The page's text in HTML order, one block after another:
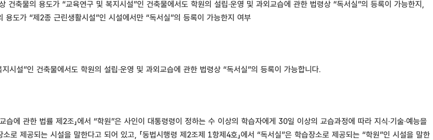
건축물의 용도가 “교육연구 및 복지시설”인 건축물에서도 학원의 설립·운영 및 과외교습에 관한 법령상 “독서실”의 등록이 가능한지,
용도가 “제2종 근린생활시설”인 시설에서만 “독서실”의 등록이 가능한지 여부
시설”인 건축물에서도 학원의 설립·운영 및 과외교습에 관한 법령상 “독서실”의 등록이 가능합니다.
습에 관한 법률 제2조」에서 “학원”은 사인이 대통령령이 정하는 수 이상의 학습자에게 30일 이상의 교습과정에 따라 지식·기술·예능을
로 제공되는 시설을 말한다고 되어 있고, 「동법시행령 제2조제 1항제4호」에서 “독서실”은 학습장소로 제공되는 “학원”인 시설을 말한